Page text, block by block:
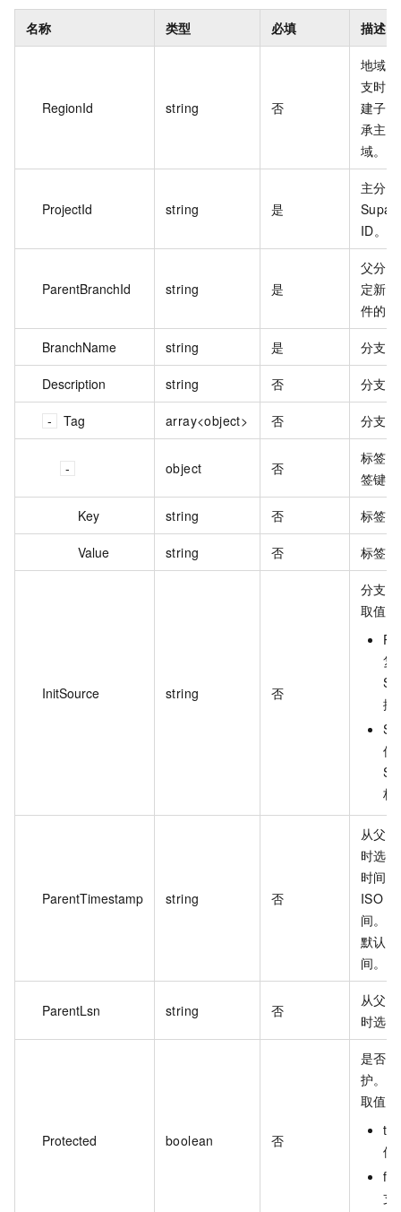
名称 类型 必填 描述
RegionId string 否
地域
支时
建子
承主
域。
ProjectId string 是
主分
ID。
ParentBranchId string 是
父分
定新
件的
BranchName string 是 分支
Description string 否 分支
Tag array<object> 否 分支
object 否
标签
签键
Key string 否 标签
Value string 否 标签
InitSource string 否
分支
取值：
复
据
仅
构
ParentTimestamp string 否
从父
时选
时间
ISO
间。
默认
间。
ParentLsn string 否
从父
时选
Protected boolean 否
是否
护。
取值：
保
支